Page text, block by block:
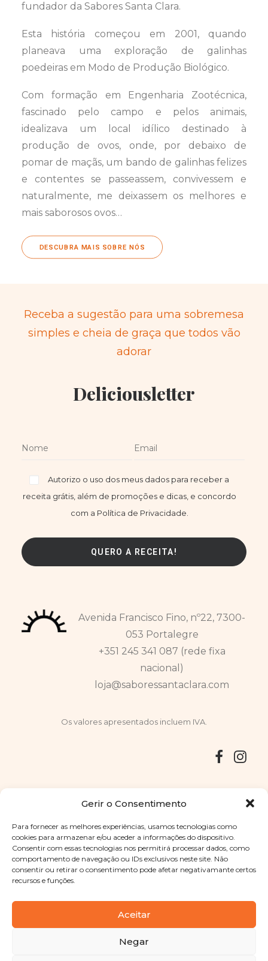
Gerir o Consentimento
Para fornecer as melhores experiências, usamos tecnologias como
cookies para armazenar e/ou aceder a informações do dispositivo.
Consentir com essas tecnologias nos permitirá processar dados, como
comportamento de navegação ou IDs exclusivos neste site. Não
consentir ou retirar o consentimento pode afetar negativamante certos
recursos e funções.
Aceitar
Negar
fundador da Sabores Santa Clara.
Esta história começou em 2001, quando
planeava uma exploração de galinhas
poedeiras em Modo de Produção Biológico.
Com formação em Engenharia Zootécnica,
fascinado pelo campo e pelos animais,
idealizava um local idílico destinado à
produção de ovos, onde, por debaixo de
pomar de maçãs, um bando de galinhas felizes
e contentes se passeassem, convivessem e
naturalmente, me deixassem os melhores e
mais saborosos ovos…
DESCUBRA MAIS SOBRE NÓS
Receba a sugestão para uma sobremesa
simples e cheia de graça que todos vão
adorar
Deliciousletter
Autorizo o uso dos meus dados para receber a
receita grátis, além de promoções e dicas, e concordo
com a Política de Privacidade.
Avenida Francisco Fino, nº22, 7300-
053 Portalegre
+351 245 341 087 (rede fixa
nacional)
loja@saboressantaclara.com
Os valores apresentados incluem IVA.
Copyright © 2025 Sabores Santa Clara
. Todos os direitos
reservadosPolítica de Privacidade |Termos e condições
Designed byShift Your Branding Agency